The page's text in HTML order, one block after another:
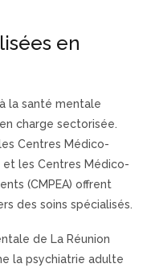
en
la santé mentale
charge sectorisée.
Centres Médico-
et les Centres Médico-
(CMPEA) offrent
des soins spécialisés.
de La Réunion
la psychiatrie adulte